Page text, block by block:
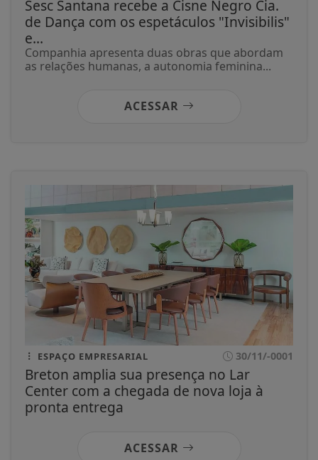
Sesc Santana recebe a Cisne Negro Cia.
de Dança com os espetáculos "Invisibilis"
e...
Companhia apresenta duas obras que abordam
as relações humanas, a autonomia feminina...
ACESSAR
ESPAÇO EMPRESARIAL 30/11/-0001
Breton amplia sua presença no Lar
Center com a chegada de nova loja à
pronta entrega
ACESSAR